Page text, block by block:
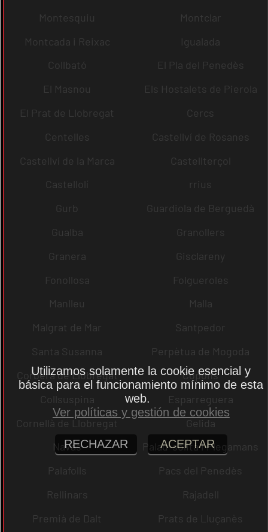
Montesquiu
Montclar
Montcada i Reixac
Igualada
Collbató
El Pla del Penedès
El Masnou
Els Hostalets de Pierola
El Prat de Llobregat
Cercs
Centelles
Castellví de Rosanes
Castellví de la Marca
Castellterçol
Castellolí
rrius
Gurb
Guardiola de Berguedà
Gualba
Granollers
Granera
Gisclareny
Fonollosa
Folgueroles
Manlleu
Malla
Malgrat de Mar
Santpedor
Santa Susanna
Perpètua de Mogoda
Corbera de Llobregat
Copons
Collsuspina
Esparreguera
Cornellà de Llobregat
Gelida
Navas
Palau-solità i Plegamans
Palafolls
Pacs del Penedès
Rellinars
Rajadell
Premià de Dalt
Prats de Lluçanès
Utilizamos solamente la cookie esencial y
básica para el funcionamiento mínimo de esta
web.
Ver políticas y gestión de cookies
RECHAZAR ACEPTAR